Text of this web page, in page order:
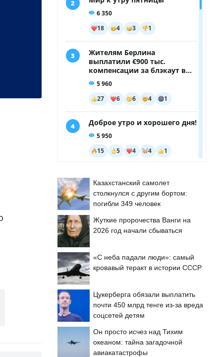
Казахстанский самолет
столкнулся с другим бортом:
погибли 349 человек
Жуткие пророчества Ванги на
2026 год начали сбываться
«С неба падали люди»: самый
кровавый теракт в истории СССР
Цукерберга обязали выплатить
почти 450 млрд тенге из-за вреда
соцсетей детям
Он просто исчез над Тихим
океаном: тайна загадочной
авиакатастрофы